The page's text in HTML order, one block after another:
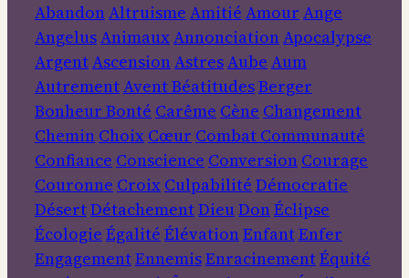
AbandonAltruisme Amitié Amour Ange
AngelusAnimauxAnnonciationApocalypse
ArgentAscensionAstresAube Aum
AutrementAventBéatitudesBerger
Bonheur Bonté Carême Cène Changement
Chemin Choix Cœur Combat Communauté
Confiance Conscience Conversion Courage
Couronne Croix Culpabilité Démocratie
DésertDétachementDieuDonÉclipse
Écologie Égalité ÉlévationEnfantEnfer
EngagementEnnemisEnracinementÉquité